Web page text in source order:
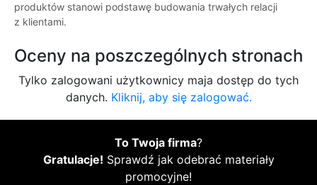
produktów stanowi podstawę budowania trwałych relacji
z klientami.
Oceny na poszczególnych stronach
Tylko zalogowani użytkownicy maja dostęp do tych
danych. Kliknij, aby się zalogować.
To Twoja firma?
Gratulacje! Sprawdź jak odebrać materiały
promocyjne!